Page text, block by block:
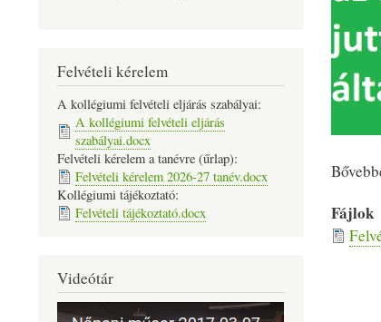
Fájlok
Felvételi kérelem
A kollégiumi felvételi eljárás szabályai:
A kollégiumi felvételi eljárás
szabályai.docx
Felvételi kérelem a tanévre (űrlap):
Felvételi kérelem 2026-27 tanév.docx
Kollégiumi tájékoztató:
Felvételi tájékoztató.docx
Videótár